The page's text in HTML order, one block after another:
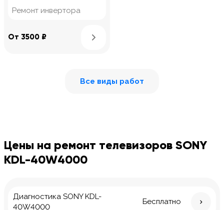
Ремонт инвертора
От 3500 ₽
Все виды работ
Цены на ремонт телевизоров SONY
KDL-40W4000
Диагностика SONY KDL-
40W4000
Бесплатно